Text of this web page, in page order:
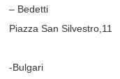
– Bedetti
Piazza San Silvestro,11
-Bulgari